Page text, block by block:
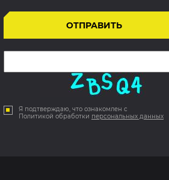
Я подтверждаю, что ознакомлен с
Политикой обработки персональных данных